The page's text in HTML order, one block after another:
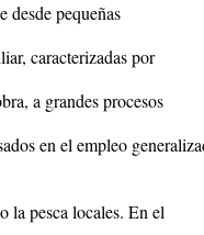
desde pequeñas
caracterizadas por
a grandes procesos
en el empleo
la pesca locales. En el